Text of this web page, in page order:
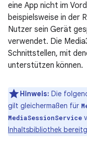
eine App nicht im
beispielsweise in der
Nutzer sein Gerät
verwendet. Die
Schnittstellen, mit
unterstützen können.
Hinweis: Die
gilt gleichermaßen für
MediaSessionService
Inhaltsbibliothek